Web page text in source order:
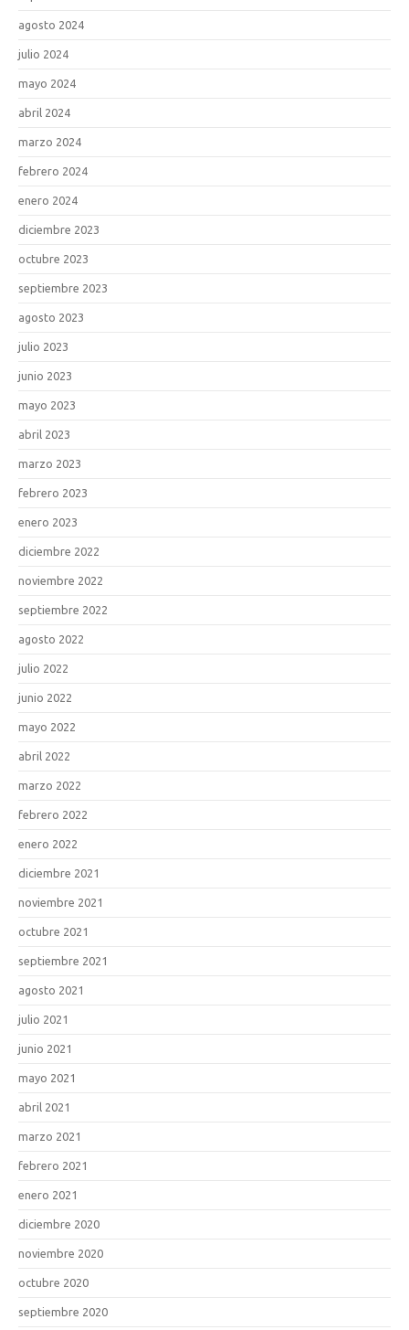
agosto 2024
julio 2024
mayo 2024
abril 2024
marzo 2024
febrero 2024
enero 2024
diciembre 2023
octubre 2023
septiembre 2023
agosto 2023
julio 2023
junio 2023
mayo 2023
abril 2023
marzo 2023
febrero 2023
enero 2023
diciembre 2022
noviembre 2022
septiembre 2022
agosto 2022
julio 2022
junio 2022
mayo 2022
abril 2022
marzo 2022
febrero 2022
enero 2022
diciembre 2021
noviembre 2021
octubre 2021
septiembre 2021
agosto 2021
julio 2021
junio 2021
mayo 2021
abril 2021
marzo 2021
febrero 2021
enero 2021
diciembre 2020
noviembre 2020
octubre 2020
septiembre 2020